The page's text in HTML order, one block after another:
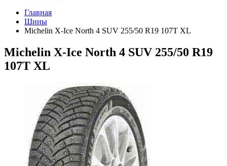
Главная
Шины
Michelin X-Ice North 4 SUV 255/50 R19 107T XL
Michelin X-Ice North 4 SUV 255/50 R19
107T XL